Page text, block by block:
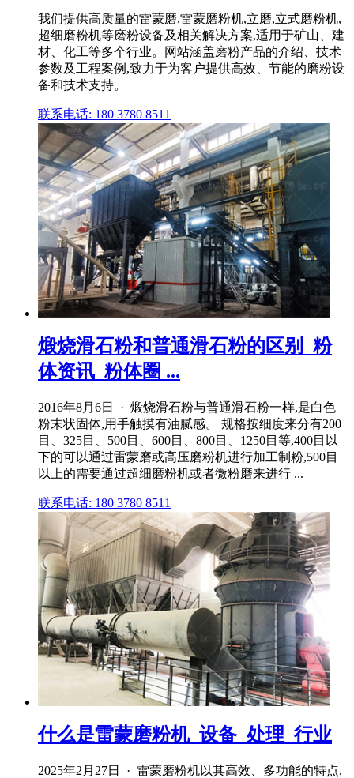
我们提供高质量的雷蒙磨,雷蒙磨粉机,立磨,立式磨粉机,
超细磨粉机等磨粉设备及相关解决方案,适用于矿山、建
材、化工等多个行业。网站涵盖磨粉产品的介绍、技术
参数及工程案例,致力于为客户提供高效、节能的磨粉设
备和技术支持。
联系电话: 180 3780 8511
煅烧滑石粉和普通滑石粉的区别_粉
体资讯_粉体圈 ...
2016年8月6日 · 煅烧滑石粉与普通滑石粉一样,是白色
粉末状固体,用手触摸有油腻感。 规格按细度来分有200
目、325目、500目、600目、800目、1250目等,400目以
下的可以通过雷蒙磨或高压磨粉机进行加工制粉,500目
以上的需要通过超细磨粉机或者微粉磨来进行 ...
联系电话: 180 3780 8511
什么是雷蒙磨粉机_设备_处理_行业
2025年2月27日 · 雷蒙磨粉机以其高效、多功能的特点,